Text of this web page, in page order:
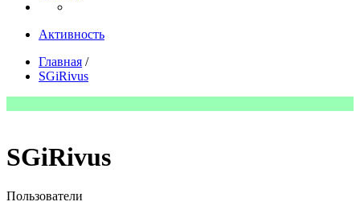
Активность
Главная /
SGiRivus
SGiRivus
Пользователи